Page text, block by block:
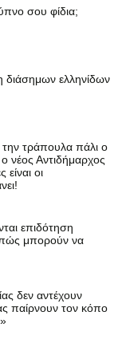
σου φίδια;
ελληνίδων
τράπουλα πάλι ο
νέος Αντιδήμαρχος
είναι οι
επιδότηση
μπορούν να
δεν αντέχουν
παίρνουν τον κόπο